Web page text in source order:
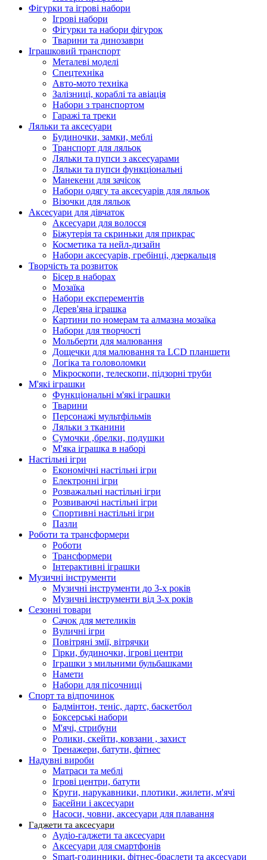
Фігурки та ігрові набори
Ігрові набори
Фігурки та набори фігурок
Тварини та динозаври
Іграшковий транспорт
Металеві моделі
Спецтехніка
Авто-мото техніка
Залізниці, кораблі та авіація
Набори з транспортом
Гаражі та треки
Ляльки та аксесуари
Будиночки, замки, меблі
Транспорт для ляльок
Ляльки та пупси з аксесуарами
Ляльки та пупси функціональні
Манекени для зачісок
Набори одягу та аксесуарів для ляльок
Візочки для ляльок
Аксесуари для дівчаток
Аксесуари для волосся
Біжутерія та скриньки для прикрас
Косметика та нейл-дизайн
Набори аксесуарів, гребінці, дзеркальця
Творчість та розвиток
Бісер в наборах
Мозаїка
Набори експерементів
Дерев'яна іграшка
Картини по номерам та алмазна мозаїка
Набори для творчості
Мольберти для малювання
Дощечки для малювання та LCD планшети
Логіка та головоломки
Мікроскопи, телескопи, підзорні труби
М'які іграшки
Функціональні м'які іграшки
Тварини
Персонажі мультфільмів
Ляльки з тканини
Сумочки ,брелки, подушки
М'яка іграшка в наборі
Настільні ігри
Економічні настільні ігри
Електронні ігри
Розважальні настільні ігри
Розвиваючі настільні ігри
Спортивні настільні ігри
Пазли
Роботи та трансформери
Роботи
Трансформери
Інтерактивні іграшки
Музичні інструменти
Музичні інструменти до 3-х років
Музичні інструменти від 3-х років
Сезонні товари
Сачок для метеликів
Вуличні ігри
Повітряні змії, вітрячки
Гірки, будиночки, ігрові центри
Іграшки з мильними бульбашками
Намети
Набори для пісочниці
Спорт та відпочинок
Бадмінтон, теніс, дартс, баскетбол
Боксерські набори
М'ячі, стрибуни
Ролики, скейти, ковзани , захист
Тренажери, батути, фітнес
Надувні вироби
Матраси та меблі
Ігрові центри, батути
Круги, нарукавники, плотики, жилети, м'ячі
Басейни і аксесуари
Насоси, човни, аксесуари для плавання
Гаджети та аксесуари
Аудіо-гаджети та аксесуари
Аксесуари для смартфонів
Smart-годинники, фітнес-браслети та аксесуари